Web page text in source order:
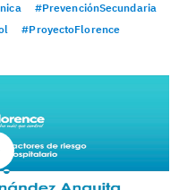
#PrevenciónSecundaria
#ProyectoFlorence